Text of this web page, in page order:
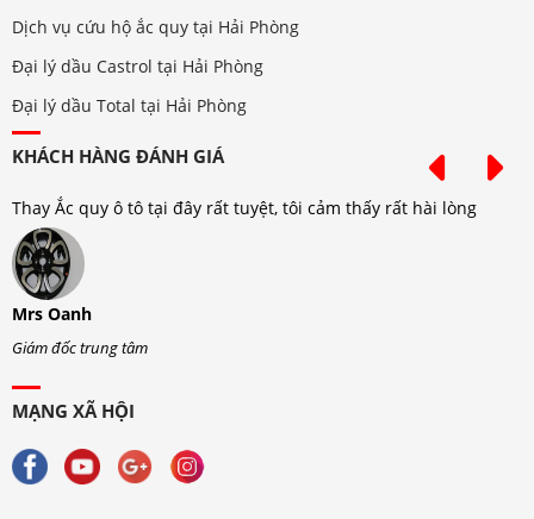
Dịch vụ cứu hộ ắc quy tại Hải Phòng
Đại lý dầu Castrol tại Hải Phòng
Đại lý dầu Total tại Hải Phòng
KHÁCH HÀNG ĐÁNH GIÁ
Thay Ắc quy ô tô tại đây rất tuyệt, tôi cảm thấy rất hài lòng
Mrs Oanh
Giám đốc trung tâm
MẠNG XÃ HỘI